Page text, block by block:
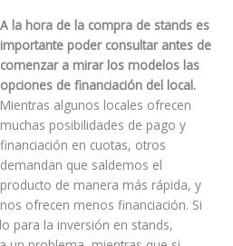
A la hora de la compra de stands es
importante poder consultar antes de
comenzar a mirar los modelos las
opciones de financiación del local.
Mientras algunos locales ofrecen
muchas posibilidades de pago y
financiación en cuotas, otros
demandan que saldemos el
producto de manera más rápida, y
nos ofrecen menos financiación. Si
para la inversión en stands,